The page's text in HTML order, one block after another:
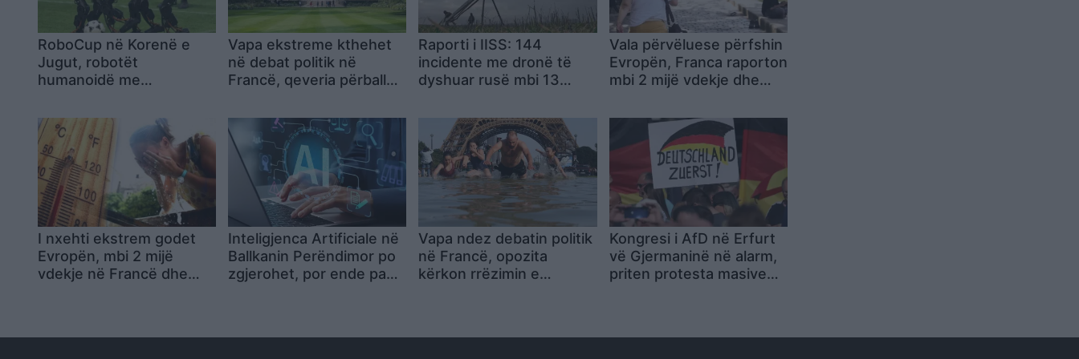
RoboCup në Korenë e
Jugut, robotët
humanoidë me
hyjnë në lojë me synimin
për të sfiduar kampionët
e FIFA-s
Vapa ekstreme kthehet
në debat politik në
Francë, qeveria përballet
Raporti i IISS: 144
incidente me dronë të
dyshuar rusë mbi 13
për spiunazh ajror ndaj
objektivave ushtarake
dhe civile
Vala përvëluese përfshin
Evropën, Franca raporton
mbi 2 mijë vdekje dhe
më ekstreme
I nxehti ekstrem godet
Evropën, mbi 2 mijë
vdekje në Francë dhe
Inteligjenca Artificiale në
Ballkanin Perëndimor po
zgjerohet, por ende pa
Vapa ndez debatin politik
në Francë, opozita
kërkon rrëzimin e
Kongresi i AfD në Erfurt
vë Gjermaninë në alarm,
priten protesta masive